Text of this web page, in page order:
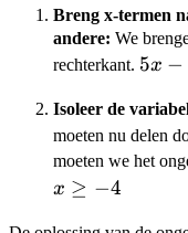
Breng x-termen
andere: We
rechterkant. 5x
11x
\le
17
5x −
Isoleer de
moeten nu delen
moeten we het
x ≥ −4